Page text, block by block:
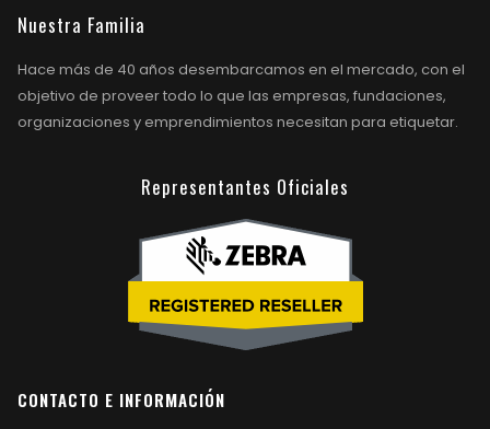
Nuestra Familia
Hace más de 40 años desembarcamos en el mercado, con el
objetivo de proveer todo lo que las empresas, fundaciones,
organizaciones y emprendimientos necesitan para etiquetar.
Representantes Oficiales
CONTACTO E INFORMACIÓN